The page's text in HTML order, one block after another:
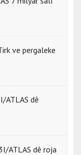
ve pergaleke
ATLAS dê
ATLAS dê roja